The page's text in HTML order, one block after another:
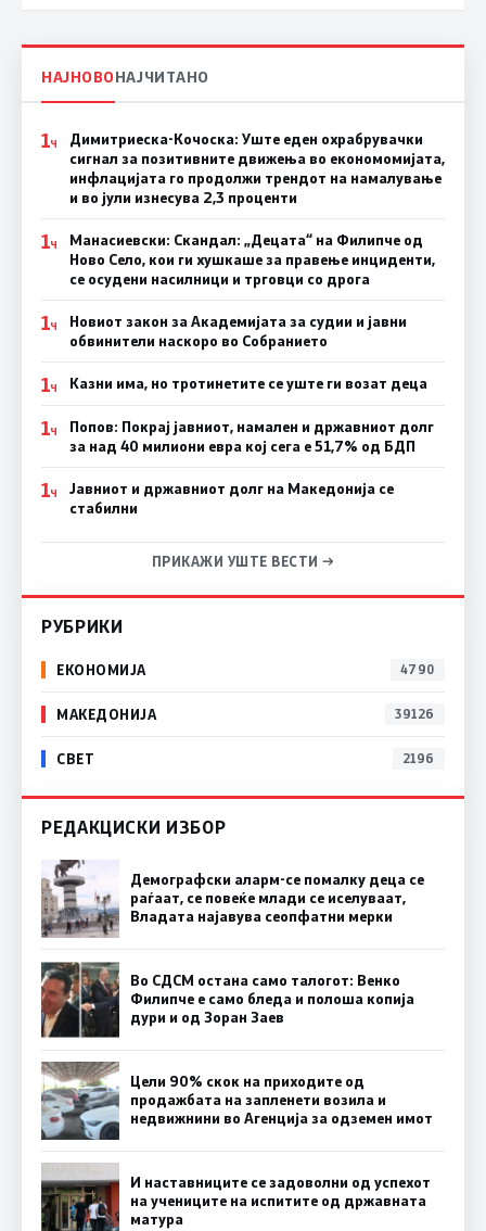
НАЈНОВОНАЈЧИТАНО
1Ч
Димитриеска-Кочоска: Уште еден охрабрувачки
сигнал за позитивните движења во економомијата,
инфлацијата го продолжи трендот на намалување
и во јули изнесува 2,3 проценти
1Ч
Манасиевски: Скандал: „Децата“ на Филипче од
Ново Село, кои ги хушкаше за правење инциденти,
се осудени насилници и трговци со дрога
1Ч
Новиот закон за Академијата за судии и јавни
обвинители наскоро во Собранието
1Ч Казни има, но тротинетите се уште ги возат деца
1Ч
Попов: Покрај јавниот, намален и државниот долг
за над 40 милиони евра кој сега е 51,7% од БДП
1Ч
Јавниот и државниот долг на Македонија се
стабилни
ПРИКАЖИ УШТЕ ВЕСТИ →
РУБРИКИ
ЕКОНОМИЈА 4790
МАКЕДОНИЈА 39126
СВЕТ 2196
РЕДАКЦИСКИ ИЗБОР
Демографски аларм-се помалку деца се
раѓаат, се повеќе млади се иселуваат,
Владата најавува сеопфатни мерки
Во СДСМ остана само талогот: Венко
Филипче е само бледа и полоша копија
дури и од Зоран Заев
Цели 90% скок на приходите од
продажбата на запленети возила и
недвижнини во Агенција за одземен имот
И наставниците се задоволни од успехот
на учениците на испитите од државната
матура